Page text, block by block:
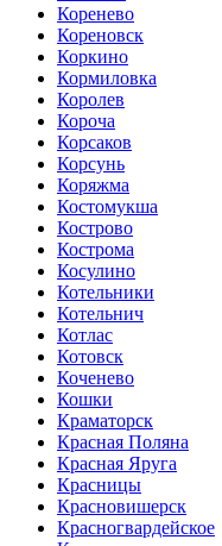
Коренево
Кореновск
Коркино
Кормиловка
Королев
Короча
Корсаков
Корсунь
Коряжма
Костомукша
Кострово
Кострома
Косулино
Котельники
Котельнич
Котлас
Котовск
Коченево
Кошки
Краматорск
Красная Поляна
Красная Яруга
Красницы
Красновишерск
Красногвардейское